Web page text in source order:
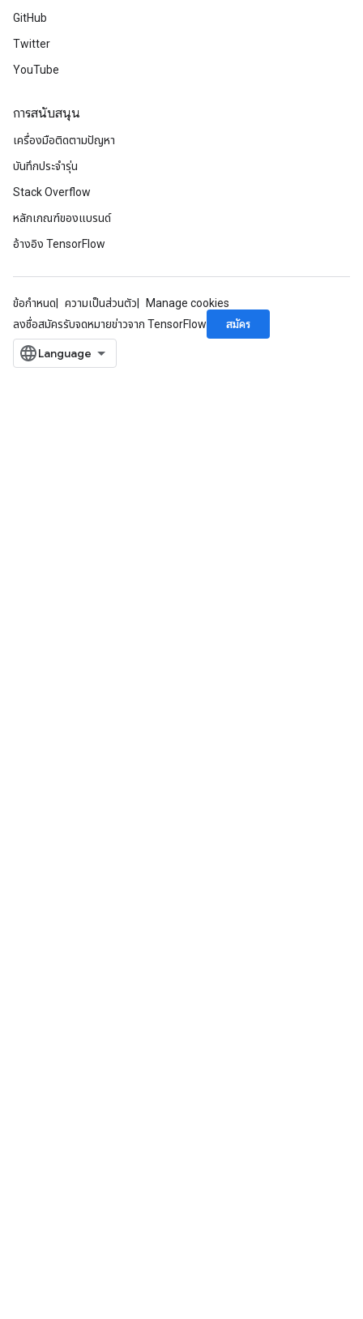
GitHub
Twitter
YouTube
การสนับสนุน
เครื่องมือติดตามปัญหา
บันทึกประจำรุ่น
Stack Overflow
หลักเกณฑ์ของแบรนด์
อ้างอิง TensorFlow
ข้อกำหนด ความเป็นส่วนตัว
Manage cookies
ลงชื่อสมัครรับจดหมายข่าวจาก TensorFlow
สมัคร